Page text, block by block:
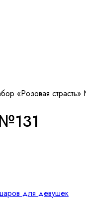
«Розовая страсть»
для девушек